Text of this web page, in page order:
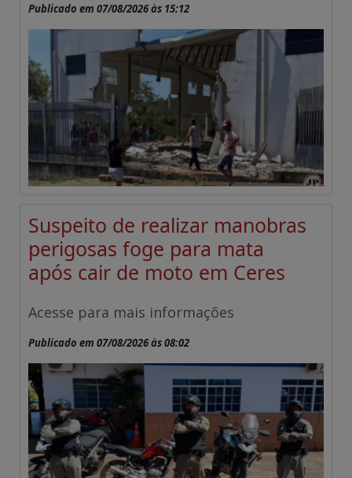
Publicado em 07/08/2026 às 15:12
Suspeito de realizar manobras
perigosas foge para mata
após cair de moto em Ceres
Acesse para mais informações
Publicado em 07/08/2026 às 08:02